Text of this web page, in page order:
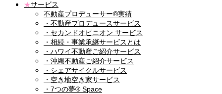
★サービス
不動産プロデューサー®実績
・不動産プロデュースサービス
・セカンドオピニオン サービス
・相続・事業承継サービスとは
・ハワイ不動産ご紹介サービス
・沖縄不動産ご紹介サービス
・シェアサイクルサービス
・空き地空き家サービス
・7つの夢® Space